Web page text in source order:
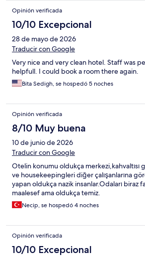
Opinión verificada
10/10 Excepcional
28 de mayo de 2026
Traducir con Google
Very nice and very clean hotel. Staff was
helpfull. I could book a room there again.
Bita Sedigh, se hospedó 5 noches
Opinión verificada
8/10 Muy buena
10 de junio de 2026
Traducir con Google
Otelin konumu oldukça merkezi,kahvaltısı
ve housekeepingleri diğer çalışanlarına
yapan oldukça nazik insanlar.Odaları biraz
maalesef ama oldukça temiz.
Necip, se hospedó 4 noches
Opinión verificada
10/10 Excepcional